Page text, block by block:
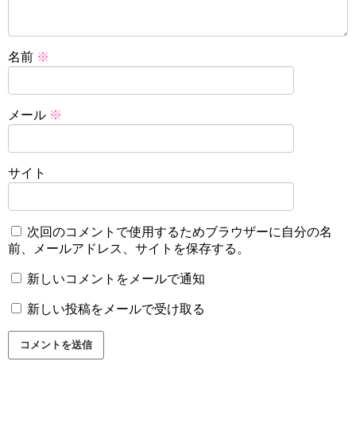
名前 ※
メール ※
サイト
次回のコメントで使用するためブラウザーに自分の名
前、メールアドレス、サイトを保存する。
新しいコメントをメールで通知
新しい投稿をメールで受け取る